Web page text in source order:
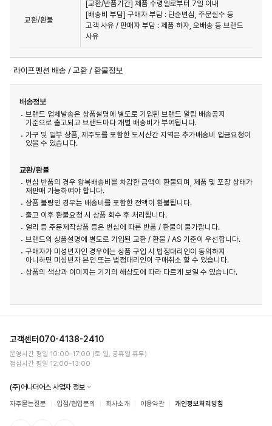
교환/환불
[교환/반품기간] 제품 수령일로부터 7일 이내
[배송비 부담] 구매자 부담 : 단순변심, 주문실수 등
고객 사유 / 판매자 부담 : 제품 하자, 오배송 등 브랜드
사유
라이프멘션 배송 / 교환 / 환불정보
배송정보
브랜드 업체발송은 상품설명에 별도로 기입된 브랜드 알림 배송공지
기준으로 출고되고 브랜드마다 개별 배송비가 부여됩니다.
가구 및 일부 상품, 제주도를 포함한 도서산간 지역은 추가배송비 입금요청이
있을 수 있습니다.
교환/환불
변심 반품의 경우 왕복배송비를 차감한 금액이 환불되며, 제품 및 포장 상태가
재판매 가능하여야 합니다.
상품 불량인 경우는 배송비를 포함한 전액이 환불됩니다.
출고 이후 환불요청 시 상품 회수 후 처리됩니다.
얼리 등 주문제작상품 등은 변심에 따른 반품 / 환불이 불가합니다.
브랜드의 상품설명에 별도로 기입된 교환 / 환불 / AS 기준이 우선합니다.
구매자가 미성년자인 경우에는 상품 구입 시 법정대리인이 동의하지
아니하면 미성년자 본인 또는 법정대리인이 구매취소 할 수 있습니다.
상품의 색상과 이미지는 기기의 해상도에 따라 다르게 보일 수 있습니다.
고객센터 070-4138-2410
운영시간 평일 10:00–17:00 (토·일, 공휴일 휴무)
점심시간 평일 12:00–13:00
(주)어나더어스 사업자 정보
자주묻는질문 입점/협업문의 회사소개 이용약관 개인정보처리방침